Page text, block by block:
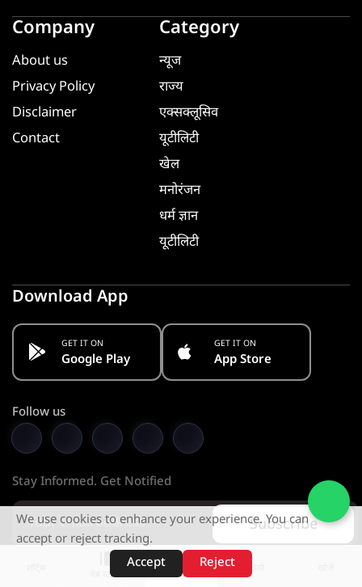
वेब स्टोरीज़
Company
About us
Privacy Policy
Disclaimer
Contact
Category
न्यूज
राज्य
एक्सक्लूसिव
यूटीलिटी
खेल
मनोरंजन
धर्म ज्ञान
यूटीलिटी
Download App
GET IT ON
Google Play
GET IT ON
App Store
Follow us
Stay Informed. Get Notified
Subscribe
We use cookies to enhance your experience. You can
accept or reject tracking.
Accept
Reject